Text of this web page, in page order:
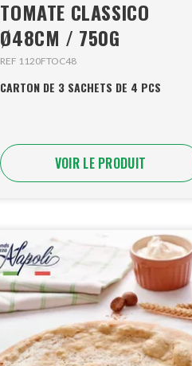
TOMATE CLASSICO
Ø48CM / 750G
REF 1120FTOC48
CARTON DE 3 SACHETS DE 4 PCS
VOIR LE PRODUIT